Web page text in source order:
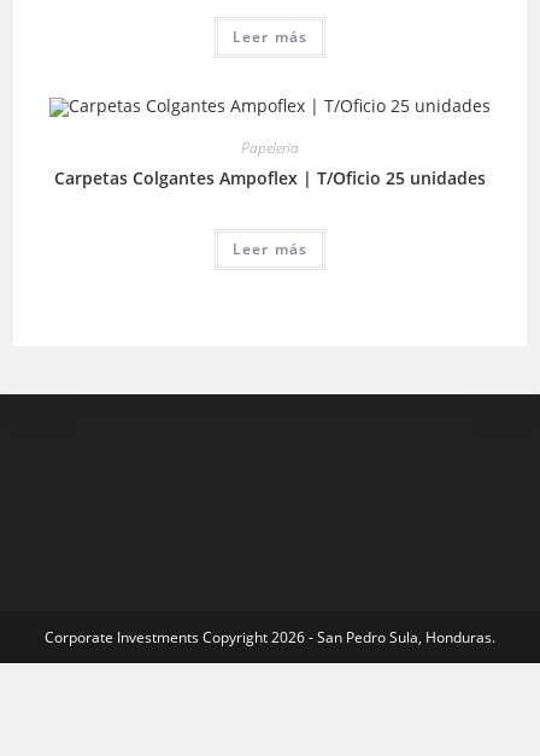
Leer más
Papeleria
Carpetas Colgantes Ampoflex | T/Oficio 25 unidades
Leer más
Corporate Investments Copyright 2026 - San Pedro Sula, Honduras.